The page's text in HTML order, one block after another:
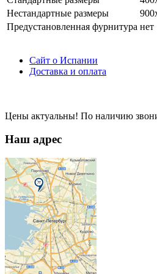
Нестандартные размеры
Предустановленная фурнитура нет
Сайт о Испании
Доставка и оплата
Цены актуальны! По наличию
Наш адрес